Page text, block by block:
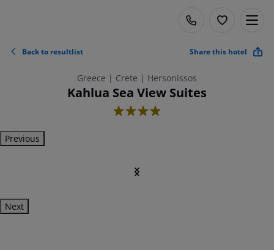
Back to resultlist Share this hotel
Greece | Crete | Hersonissos
Kahlua Sea View Suites
4
Previous
Next